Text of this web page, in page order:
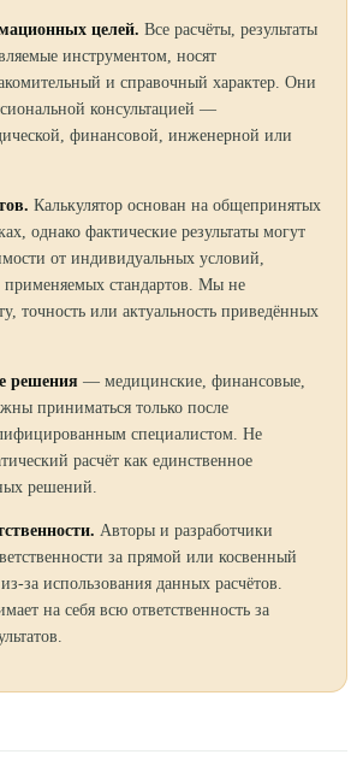
целей. Все расчёты, результаты
инструментом, носят
и справочный характер. Они
консультацией —
финансовой, инженерной или
Калькулятор основан на общепринятых
однако фактические результаты могут
от индивидуальных условий,
стандартов. Мы не
точность или актуальность приведённых
решения — медицинские, финансовые,
приниматься только после
специалистом. Не
расчёт как единственное
решений.
Авторы и разработчики
за прямой или косвенный
за использования данных расчётов.
на себя всю ответственность за